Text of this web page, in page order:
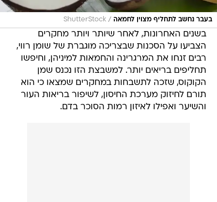
בעבר נחשב לתחליף מצוין לחמאה /
ShutterStock
בשנים האחרונות, לאחר שיותר ויותר מחקרים
הצביעו על הסכנות שבצריכה מוגברת של שומן רווי,
רבים זנחו את המרגרינה והחמאות למיניהן, וחיפשו
תחליפים בריאים יותר. למשבצת הזו נכנס שמן
הקוקוס, שזכה לתשבחות במחקרים שמצאו כי הוא
תורם לחיזוק מערכת החיסון, לשיפור בריאות העור
והשיער ואפילו לאיזון רמות הסוכר בדם.